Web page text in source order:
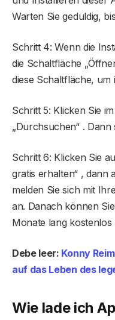
Warten Sie geduldig,
Schritt 4: Wenn die
die Schaltfläche
diese Schaltfläche,
Schritt 5: Klicken Sie
„Durchsuchen“ .
Schritt 6: Klicken Sie
gratis erhalten“ , dann
melden Sie sich mit
an. Danach können
Monate lang kostenlos
Debe leer: Konny
auf das Leben des
Wie lade ich